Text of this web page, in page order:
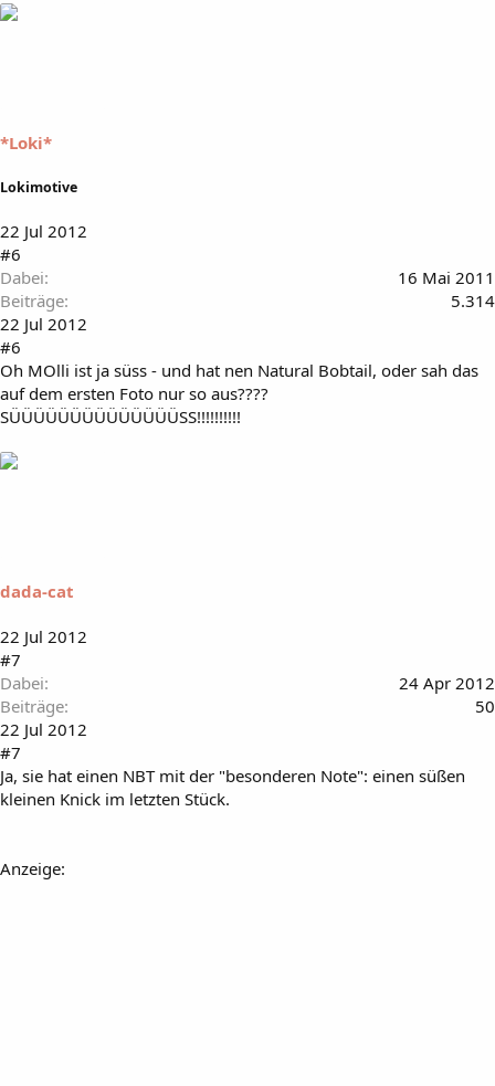
*Loki*
Lokimotive
22 Jul 2012
#6
Dabei
16 Mai 2011
Beiträge
5.314
22 Jul 2012
#6
Oh MOlli ist ja süss - und hat nen Natural Bobtail, oder sah das
auf dem ersten Foto nur so aus????
SÜÜÜÜÜÜÜÜÜÜÜÜÜÜSS!!!!!!!!!!
dada-cat
22 Jul 2012
#7
Dabei
24 Apr 2012
Beiträge
50
22 Jul 2012
#7
Ja, sie hat einen NBT mit der "besonderen Note": einen süßen
kleinen Knick im letzten Stück.
Anzeige: